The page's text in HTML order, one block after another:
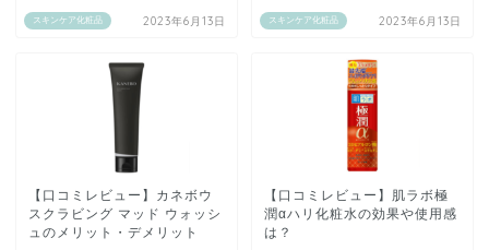
スキンケア化粧品 2023年6月13日 スキンケア化粧品 2023年6月13日
【口コミレビュー】カネボウ
スクラビング マッド ウォッシ
ュのメリット・デメリット
【口コミレビュー】肌ラボ極
潤αハリ化粧水の効果や使用感
は？